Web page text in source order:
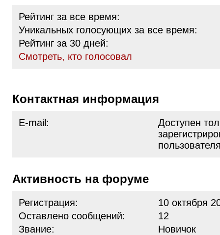
Рейтинг за все время:
Уникальных голосующих за все время:
Рейтинг за 30 дней:
Cмотреть, кто голосовал
Контактная информация
E-mail:
Доступен
Активность на форуме
Регистрация:
10 октября
Оставлено сообщений:
12
Звание:
Новичок